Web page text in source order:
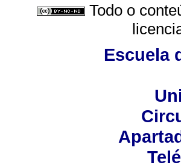
Todo o
Escuela